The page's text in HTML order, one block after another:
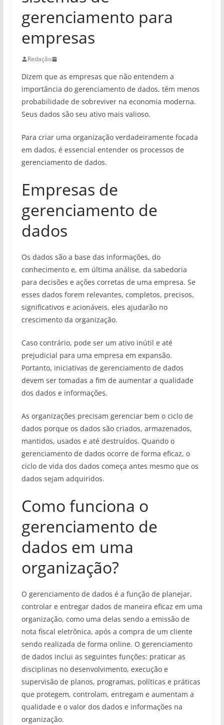
gerenciamento para
empresas
Redação
Dizem que as empresas que não entendem a
importância do gerenciamento de dados, têm menos
probabilidade de sobreviver na economia moderna.
Seus dados são seu ativo mais valioso.
Para criar uma organização verdadeiramente focada
em dados, é essencial entender os processos de
gerenciamento de dados.
Empresas de
gerenciamento de
dados
Os dados são a base das informações, do
conhecimento e, em última análise, da sabedoria
para decisões e ações corretas de uma empresa. Se
esses dados forem relevantes, completos, precisos,
significativos e acionáveis, eles ajudarão no
crescimento da organização.
Caso contrário, pode ser um ativo inútil e até
prejudicial para uma empresa em expansão.
Portanto, iniciativas de gerenciamento de dados
devem ser tomadas a fim de aumentar a qualidade
dos dados e informações.
As organizações precisam gerenciar bem o ciclo de
dados porque os dados são criados, armazenados,
mantidos, usados ​​e até destruídos. Quando o
gerenciamento de dados ocorre de forma eficaz, o
ciclo de vida dos dados começa antes mesmo que os
dados sejam adquiridos.
Como funciona o
gerenciamento de
dados em uma
organização?
O gerenciamento de dados é a função de planejar,
controlar e entregar dados de maneira eficaz em uma
organização, como uma delas sendo a emissão de
nota fiscal eletrônica, após a compra de um cliente
sendo realizada de forma online. O gerenciamento
de dados inclui as seguintes funções: praticar as
disciplinas no desenvolvimento, execução e
supervisão de planos, programas, políticas e práticas
que protegem, controlam, entregam e aumentam a
qualidade e o valor dos dados e informações na
organização.